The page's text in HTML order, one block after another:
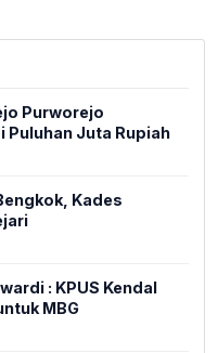
Purworejo
Puluhan Juta Rupiah
Kades
: KPUS Kendal
MBG